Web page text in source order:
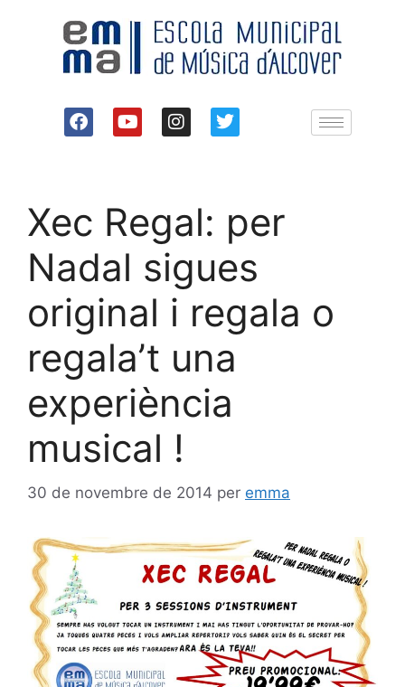
Xec Regal: per
Nadal sigues
original i regala o
regala’t una
experiència
musical !
30 de novembre de 2014 per emma